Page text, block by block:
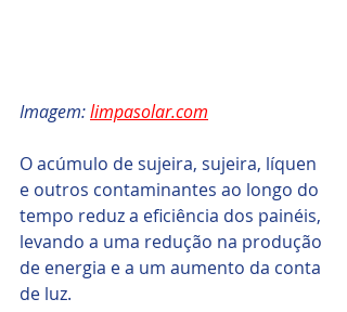
Imagem: limpasolar.com
O acúmulo de sujeira, sujeira, líquen
e outros contaminantes ao longo do
tempo reduz a eficiência dos painéis,
levando a uma redução na produção
de energia e a um aumento da conta
de luz.